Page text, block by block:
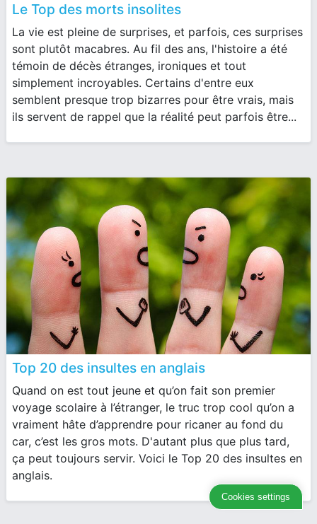
Le Top des morts insolites
La vie est pleine de surprises, et parfois, ces surprises
sont plutôt macabres. Au fil des ans, l'histoire a été
témoin de décès étranges, ironiques et tout
simplement incroyables. Certains d'entre eux
semblent presque trop bizarres pour être vrais, mais
ils servent de rappel que la réalité peut parfois être...
Top 20 des insultes en anglais
Quand on est tout jeune et qu’on fait son premier
voyage scolaire à l’étranger, le truc trop cool qu’on a
vraiment hâte d’apprendre pour ricaner au fond du
car, c’est les gros mots. D'autant plus que plus tard,
ça peut toujours servir. Voici le Top 20 des insultes en
anglais.
Cookies settings